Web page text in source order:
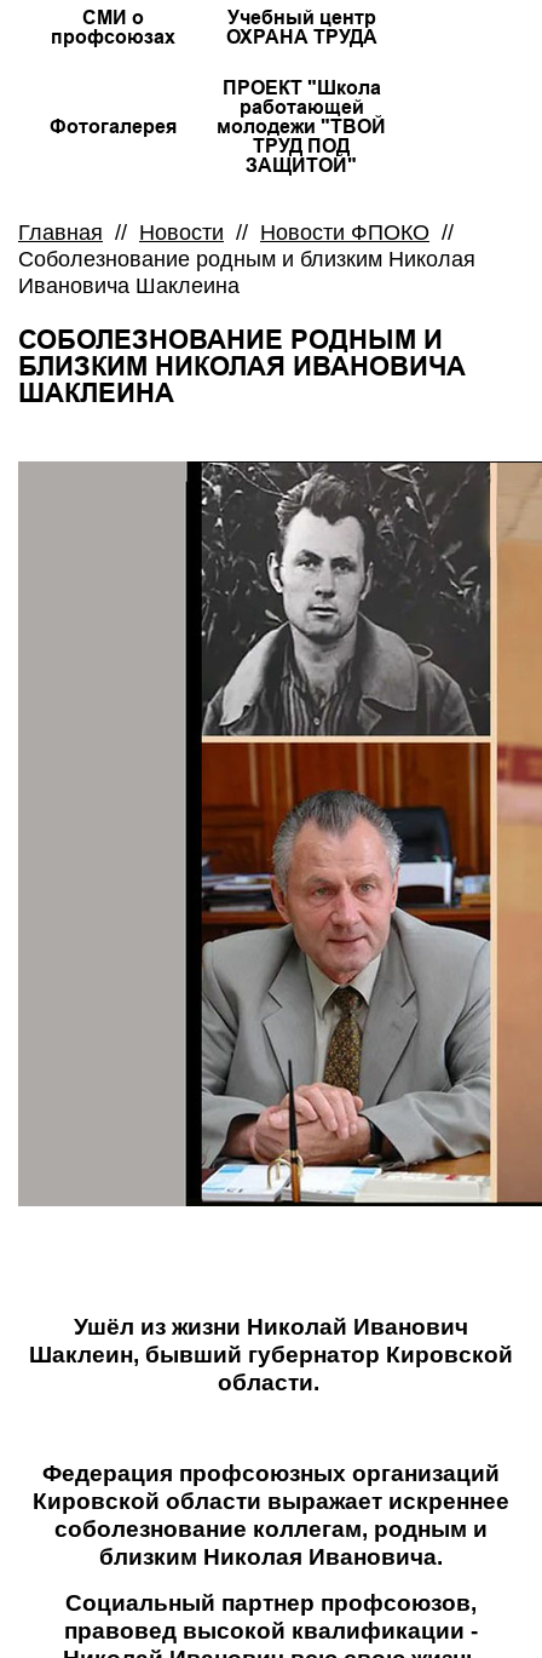
СМИ о
профсоюзах
Учебный центр
ОХРАНА ТРУДА
Фотогалерея
ПРОЕКТ "Школа
работающей
молодежи "ТВОЙ
ТРУД ПОД
ЗАЩИТОЙ"
Главная // Новости // Новости ФПОКО //
Соболезнование родным и близким Николая
Ивановича Шаклеина
СОБОЛЕЗНОВАНИЕ РОДНЫМ И
БЛИЗКИМ НИКОЛАЯ ИВАНОВИЧА
ШАКЛЕИНА
Ушёл из жизни Николай Иванович
Шаклеин, бывший губернатор Кировской
области.
Федерация профсоюзных организаций
Кировской области выражает искреннее
соболезнование коллегам, родным и
близким Николая Ивановича.
Социальный партнер профсоюзов,
правовед высокой квалификации -